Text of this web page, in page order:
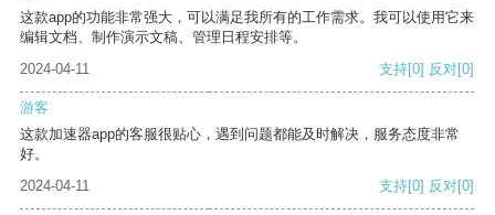
这款app的功能非常强大，可以满足我所有的工作需求。我可以使用它来
编辑文档、制作演示文稿、管理日程安排等。
2024-04-11
支持[0] 反对[0]
游客
这款加速器app的客服很贴心，遇到问题都能及时解决，服务态度非常
好。
2024-04-11
支持[0] 反对[0]